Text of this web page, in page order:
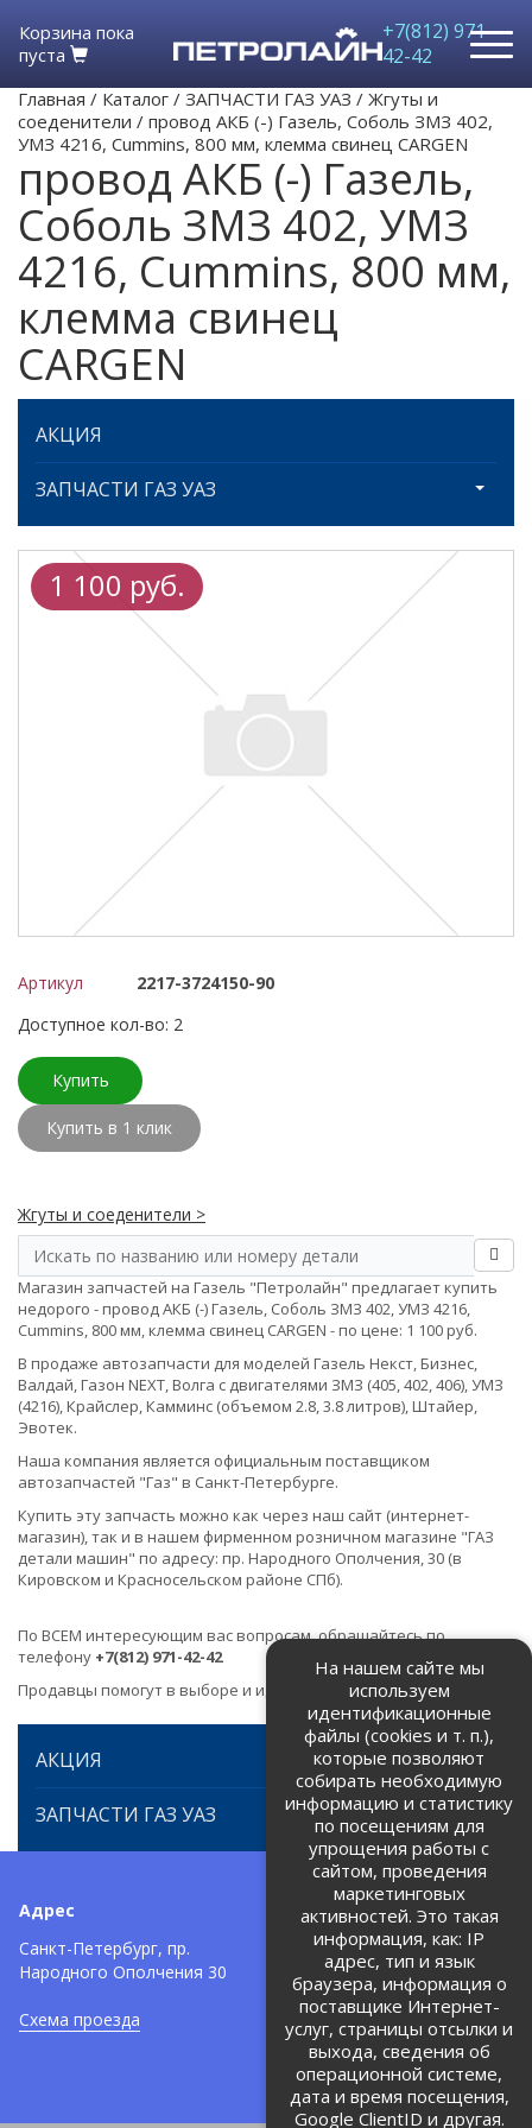
Корзина пока
пуста
+7(812) 971-
42-42
Главная / Каталог / ЗАПЧАСТИ ГАЗ УАЗ / Жгуты и
соеденители / провод АКБ (-) Газель, Соболь ЗМЗ 402,
УМЗ 4216, Cummins, 800 мм, клемма свинец CARGEN
провод АКБ (-) Газель,
Соболь ЗМЗ 402, УМЗ
4216, Cummins, 800 мм,
клемма свинец
CARGEN
АКЦИЯ
ЗАПЧАСТИ ГАЗ УАЗ
1 100 руб.
Артикул
2217-3724150-90
Доступное кол-во: 2
Купить
Купить в 1 клик
Жгуты и соеденители >
Магазин запчастей на Газель "Петролайн" предлагает купить
недорого - провод АКБ (-) Газель, Соболь ЗМЗ 402, УМЗ 4216,
Cummins, 800 мм, клемма свинец CARGEN - по цене: 1 100 руб.
В продаже автозапчасти для моделей Газель Некст, Бизнес,
Валдай, Газон NEXT, Волга с двигателями ЗМЗ (405, 402, 406), УМЗ
(4216), Крайслер, Камминс (объемом 2.8, 3.8 литров), Штайер,
Эвотек.
Наша компания является официальным поставщиком
автозапчастей "Газ" в Санкт-Петербурге.
Купить эту запчасть можно как через наш сайт (интернет-
магазин), так и в нашем фирменном розничном магазине "ГАЗ
детали машин" по адресу: пр. Народного Ополчения, 30 (в
Кировском и Красносельском районе СПб).
По ВСЕМ интересующим вас вопросам, обращайтесь по
телефону +7(812) 971-42-42
Продавцы помогут в выборе и идентификации товара.
АКЦИЯ
ЗАПЧАСТИ ГАЗ УАЗ
Адрес
Санкт-Петербург, пр.
Народного Ополчения 30
Схема проезда
Телефоны:
+7 (812) 971-42-42
Политика об обработке и
защите персональных данных
Соглашение на обработку
персональных данных
На нашем сайте мы
используем
идентификационные
файлы (cookies и т. п.),
которые позволяют
собирать необходимую
информацию и статистику
по посещениям для
упрощения работы с
сайтом, проведения
маркетинговых
активностей. Это такая
информация, как: IP
адрес, тип и язык
браузера, информация о
поставщике Интернет-
услуг, страницы отсылки и
выхода, сведения об
операционной системе,
дата и время посещения,
Google ClientID и другая.